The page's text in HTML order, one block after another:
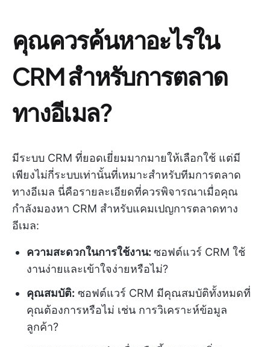
คุณควรค้นหาอะไรใน
CRM สำหรับการตลาด
ทางอีเมล?
มีระบบ CRM ที่ยอดเยี่ยมมากมายให้เลือกใช้ แต่มี
เพียงไม่กี่ระบบเท่านั้นที่เหมาะสำหรับทีมการตลาด
ทางอีเมล นี่คือรายละเอียดที่ควรพิจารณาเมื่อคุณ
กำลังมองหา CRM สำหรับแคมเปญการตลาดทาง
อีเมล:
ความสะดวกในการใช้งาน: ซอฟต์แวร์ CRM ใช้
งานง่ายและเข้าใจง่ายหรือไม่?
คุณสมบัติ: ซอฟต์แวร์ CRM มีคุณสมบัติทั้งหมดที่
คุณต้องการหรือไม่ เช่น การวิเคราะห์ข้อมูล
ลูกค้า?